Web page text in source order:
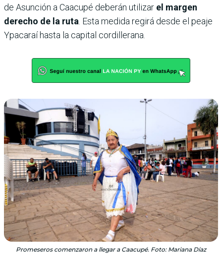
de Asunción a Caacupé deberán utilizar el margen
derecho de la ruta . Esta medida regirá desde el peaje
Ypacaraí hasta la capital cordillerana.
Promeseros comenzaron a llegar a Caacupé. Foto: Mariana Díaz